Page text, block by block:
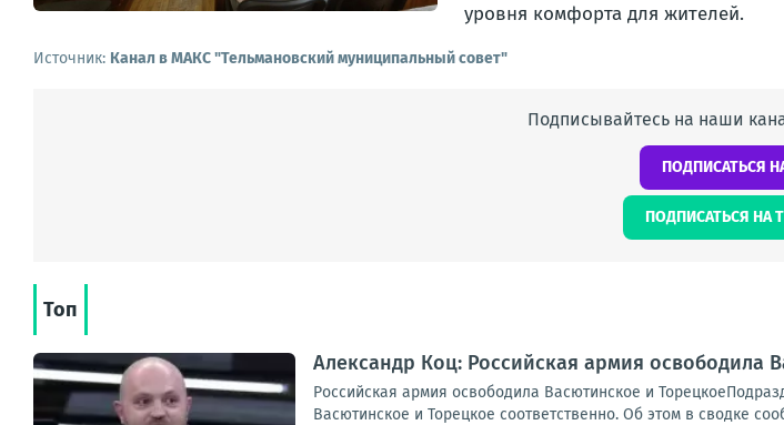
уровня комфорта для жителей.
Источник: Канал в МАКС "Тельмановский муниципальный совет"
Подписывайтесь на наши
ПОДПИСАТЬСЯ
ПОДПИСАТЬСЯ НА
Топ
Александр Коц: Российская армия освободила
Российская армия освободила Васютинское и
Васютинское и Торецкое соответственно. Об этом в сводке